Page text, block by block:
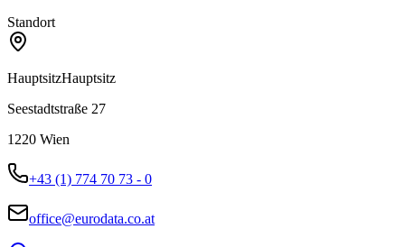
Standort
HauptsitzHauptsitz
Seestadtstraße 27
1220 Wien
+43 (1) 774 70 73 - 0
office@eurodata.co.at